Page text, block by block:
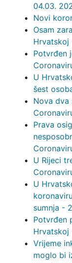
04.03.
Novi
Osam
Hrvatskoj
Potvrđen
U
šest
Nova dva
Prava
U Rijeci
U
sumnja -
Potvrđen
Hrvatskoj
Vrijeme
moglo bi